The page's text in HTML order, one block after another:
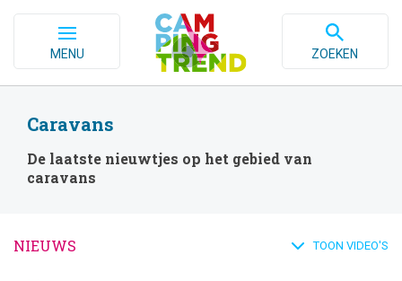
MENU ZOEKEN
Caravans
De laatste nieuwtjes op het gebied van
caravans
NIEUWS TOON VIDEO'S